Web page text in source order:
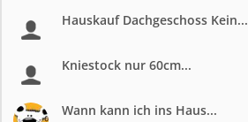
Hauskauf Dachgeschoss Kein...
Kniestock nur 60cm...
Wann kann ich ins Haus...